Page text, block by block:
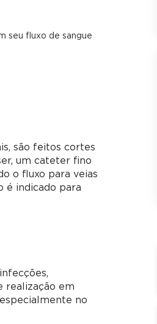
seu fluxo de sangue
são feitos cortes
um cateter fino
o fluxo para veias
é indicado para
realização em
no